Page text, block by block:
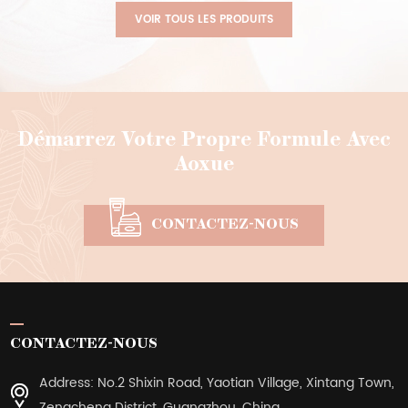
VOIR TOUS LES PRODUITS
Démarrez Votre Propre Formule Avec
Aoxue
CONTACTEZ-NOUS
CONTACTEZ-NOUS
Address: No.2 Shixin Road, Yaotian Village, Xintang Town,